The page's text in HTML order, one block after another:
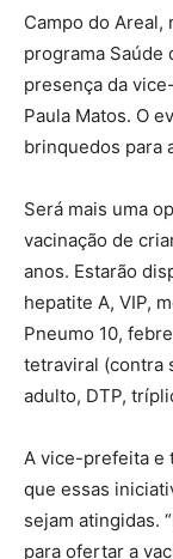
Campo do Areal,
programa Saúde
presença da
Paula Matos. O
brinquedos para
Será mais uma
vacinação de
anos. Estarão
hepatite A, VIP,
Pneumo 10,
tetraviral (contra
adulto, DTP,
A vice-prefeita e
que essas
sejam atingidas.
para ofertar a